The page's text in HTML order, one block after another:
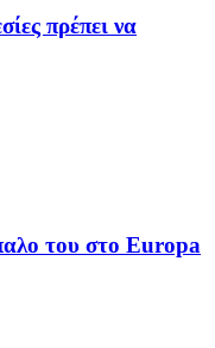
πρέπει να
του στο Europa